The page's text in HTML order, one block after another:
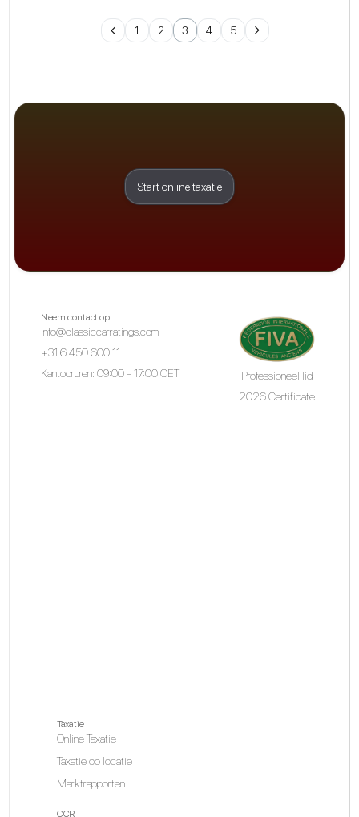
1 2 3 4 5
Start online taxatie
Neem contact op
info@classiccarratings.com
+31 6 450 600 11
Kantooruren: 09:00 - 17:00 CET
Professioneel lid
2026 Certificate
Taxatie
Online Taxatie
Taxatie op locatie
Marktrapporten
CCR